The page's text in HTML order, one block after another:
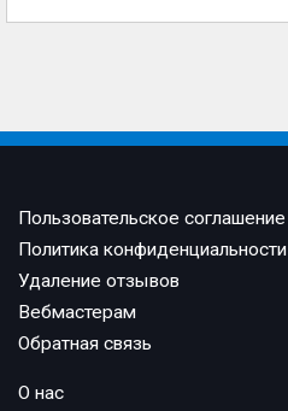
Пользовательское соглашение
Политика конфиденциальности
Удаление отзывов
Вебмастерам
Обратная связь
О нас